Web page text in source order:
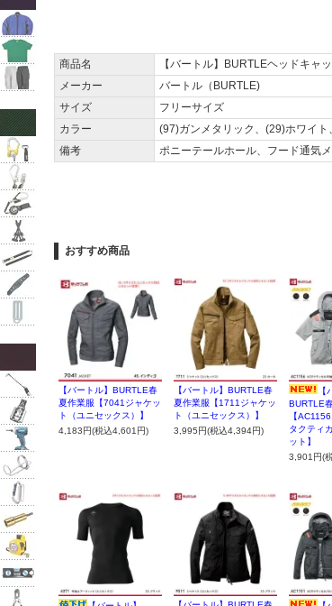
商品名
【バートル】BURTLEヘッドキャ
メーカー
バートル（BURTLE)
サイズ
フリーサイズ
カラー
(97)ガンメタリック、(29)ホワイト
備考
ポニーテールホール、フード通気
おすすめ商品
【バートル】BURTLE春
夏作業服【7041ジャケッ
ト（ユニセックス）】
4,183円(税込4,601円)
【バートル】BURTLE春
夏作業服【1711ジャケッ
ト（ユニセックス）】
3,995円(税込4,394円)
【
BURTLE
【
タクティ
ット】
3,901円(